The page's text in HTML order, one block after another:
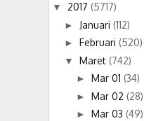
▼ 2017 (5717)
► Januari (112)
► Februari (520)
▼ Maret (742)
► Mar 01 (34)
► Mar 02 (28)
► Mar 03 (49)